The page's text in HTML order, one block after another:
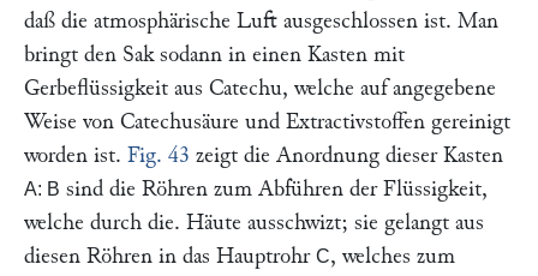
daß die atmosphärische Luft ausgeschlossen ist. Man
bringt den Sak sodann in einen Kasten mit
Gerbeflüssigkeit aus Catechu, welche auf angegebene
Weise von Catechusäure und Extractivstoffen gereinigt
worden ist. Fig. 43 zeigt die Anordnung dieser Kasten
A: B sind die Röhren zum Abführen der Flüssigkeit,
welche durch die. Häute ausschwizt; sie gelangt aus
diesen Röhren in das Hauptrohr C, welches zum